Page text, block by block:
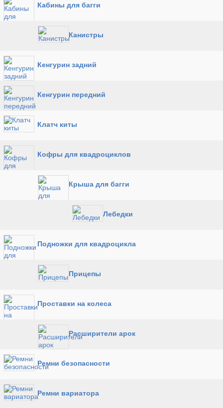
Кабины для багги
Канистры
Кенгурин задний
Кенгурин передний
Клатч киты
Кофры для квадроциклов
Крыша для багги
Лебедки
Подножки для квадроцикла
Прицепы
Проставки на колеса
Расширители арок
Ремни безопасности
Ремни вариатора